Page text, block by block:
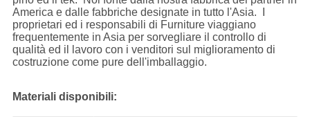
America e dalle fabbriche designate in tutto l'Asia. I
proprietari ed i responsabili di Furniture viaggiano
frequentemente in Asia per sorvegliare il controllo di
qualità ed il lavoro con i venditori sul miglioramento di
costruzione come pure dell'imballaggio.
Materiali disponibili: